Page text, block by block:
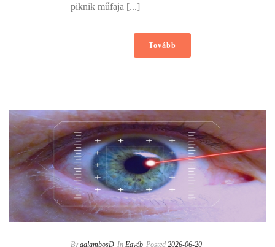
piknik műfaja [...]
Tovább
By galambosD In Egyéb Posted 2026-06-20